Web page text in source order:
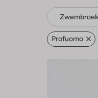
Profuomo